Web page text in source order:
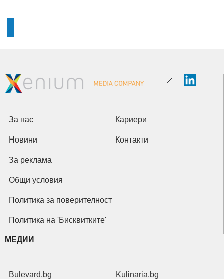
За нас Кариери
Новини Контакти
За реклама
Общи условия
Политика за поверителност
Политика на 'Бисквитките'
МЕДИИ
Bulevard.bg Kulinaria.bg